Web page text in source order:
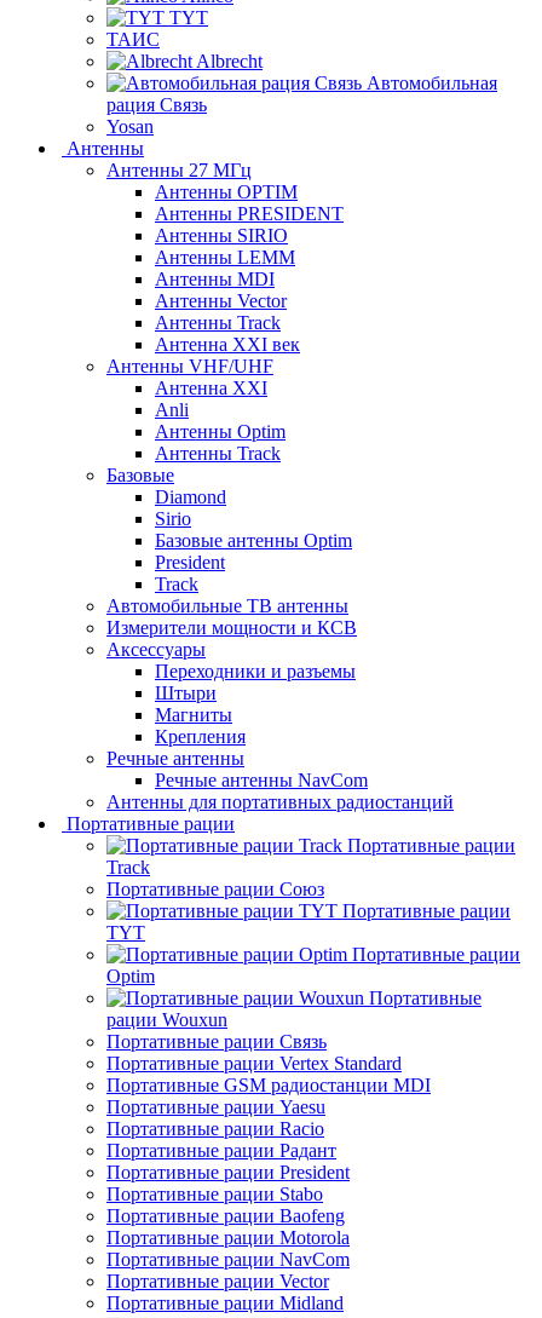
TYT
ТАИС
Albrecht
Автомобильная
рация Связь
Yosan
Антенны
Антенны 27 МГц
Антенны OPTIM
Антенны PRESIDENT
Антенны SIRIO
Антенны LEMM
Антенны MDI
Антенны Vector
Антенны Track
Антенна XXI век
Антенны VHF/UHF
Антенна XXI
Anli
Антенны Optim
Антенны Track
Базовые
Diamond
Sirio
Базовые антенны Optim
President
Track
Автомобильные ТВ антенны
Измерители мощности и КСВ
Аксессуары
Переходники и разъемы
Штыри
Магниты
Крепления
Речные антенны
Речные антенны NavCom
Антенны для портативных радиостанций
Портативные рации
Портативные рации
Track
Портативные рации Союз
Портативные рации
TYT
Портативные рации
Optim
Портативные
рации Wouxun
Портативные рации Связь
Портативные рации Vertex Standard
Портативные GSM радиостанции MDI
Портативные рации Yaesu
Портативные рации Racio
Портативные рации Радант
Портативные рации President
Портативные рации Stabo
Портативные рации Baofeng
Портативные рации Motorola
Портативные рации NavCom
Портативные рации Vector
Портативные рации Midland